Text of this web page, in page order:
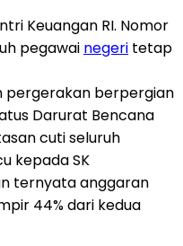
Keuangan RI. Nomor
pegawai negeri tetap
pergerakan berpergian
Darurat Bencana
cuti seluruh
kepada SK
ternyata anggaran
44% dari kedua